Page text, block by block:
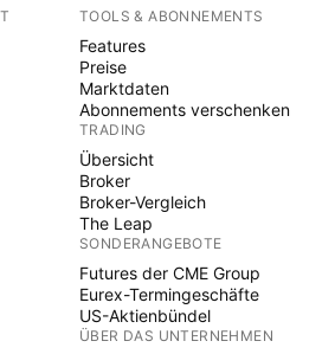
TOOLS & ABONNEMENTS
Features
Preise
Marktdaten
Abonnements verschenken
TRADING
Übersicht
Broker
Broker-Vergleich
The Leap
SONDERANGEBOTE
Futures der CME Group
Eurex-Termingeschäfte
US-Aktienbündel
ÜBER DAS UNTERNEHMEN